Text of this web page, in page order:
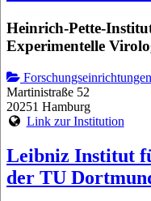
Heinrich-Pette-
Experimentelle
Forschungseinrichtungen
Martinistraße 52
20251 Hamburg
Link zur Institution
Leibniz Institut
der TU